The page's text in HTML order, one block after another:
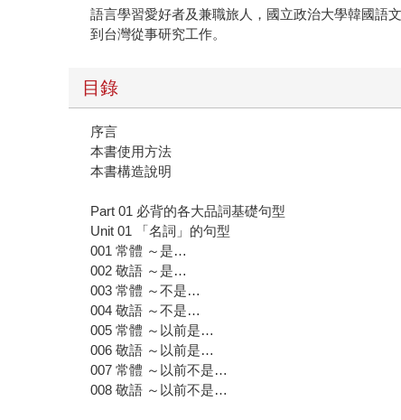
語言學習愛好者及兼職旅人，國立政治大學韓國語
到台灣從事研究工作。
目錄
序言
本書使用方法
本書構造說明
Part 01 必背的各大品詞基礎句型
Unit 01 「名詞」的句型
001 常體 ～是…
002 敬語 ～是…
003 常體 ～不是…
004 敬語 ～不是…
005 常體 ～以前是…
006 敬語 ～以前是…
007 常體 ～以前不是…
008 敬語 ～以前不是…